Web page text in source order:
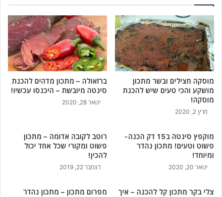
ק
צ
צ
ת
ב
ש
ר
ב
ב
פ
ו
ו
ק
ל
י
ל
ב
-
4
מ
כ
י
ם
מוסקה חצילים ובשר מתכון
מושקע והכי טעים שיש להכנת
מוסקה!
מרץ 2, 2020
ברזאולה – מתכון מדהים להכנת
סינטה מיובשת – היכנסו עכשיו!
ינואר 28, 2020
מוקפץ סינטה ב15 דק הכנה-
פשוט וטעים! מתכון נהדר
ומיוחד!
ינואר 20, 2020
רוטב לקובה אדומה – מתכון
פשוט ומקורי שכל אחד יכול
להכין!
דצמבר 22, 2019
צלי בקר מתכון קל להכנה – איך
מפרום מתכון – מתכון נהדר